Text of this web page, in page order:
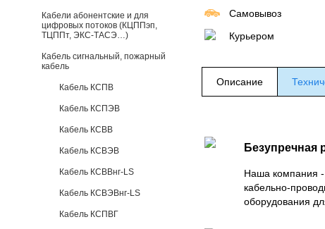
Кабели абонентские и для
цифровых потоков (КЦППэп,
ТЦППт, ЭКС-ТАСЭ…)
Кабель сигнальный, пожарный
кабель
Кабель КСПВ
Кабель КСПЭВ
Кабель КСВВ
Кабель КСВЭВ
Кабель КСВВнг-LS
Кабель КСВЭВнг-LS
Кабель КСПВГ
Самовывоз
Курьером
Описание
Безупречная
Наша компания
кабельно-
оборудования